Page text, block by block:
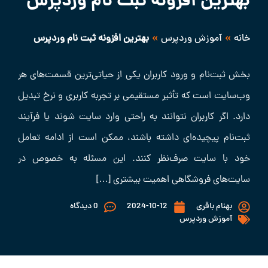
خانه » آموزش وردپرس » بهترین افزونه ثبت نام وردپرس
بخش ثبت‌نام و ورود کاربران یکی از حیاتی‌ترین قسمت‌های هر
وب‌سایت است که تأثیر مستقیمی بر تجربه کاربری و نرخ تبدیل
دارد. اگر کاربران نتوانند به راحتی وارد سایت شوند یا فرآیند
ثبت‌نام پیچیده‌ای داشته باشند، ممکن است از ادامه تعامل
خود با سایت صرف‌نظر کنند. این مسئله به خصوص در
سایت‌های فروشگاهی اهمیت بیشتری […]
بهنام باقری 2024-10-12
0 دیدگاه
آموزش وردپرس